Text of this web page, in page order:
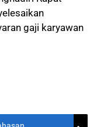
gaji karyawan